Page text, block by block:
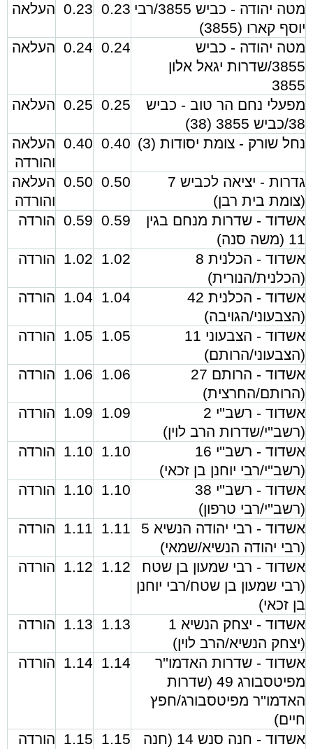
מטה יהודה - כביש 3855/רבי
יוסף קארו (3855)
0.23
0.23 העלאה
מטה יהודה - כביש
3855/שדרות יגאל אלון
3855
0.24
0.24 העלאה
מפעלי נחם הר טוב - כביש
38/כביש 3855 (38)
0.25
0.25 העלאה
נחל שורק - צומת יסודות (3) 0.40
0.40 העלאה
והורדה
גדרות - יציאה לכביש 7
(צומת בית רבן)
0.50
0.50 העלאה
והורדה
אשדוד - שדרות מנחם בגין
11 (משה סנה)
0.59
0.59 הורדה
אשדוד - הכלנית 8
(הכלנית/הנורית)
1.02
1.02 הורדה
אשדוד - הכלנית 42
(הצבעוני/הגויבה)
1.04
1.04 הורדה
אשדוד - הצבעוני 11
(הצבעוני/הרותם)
1.05
1.05 הורדה
אשדוד - הרותם 27
(הרותם/החרצית)
1.06
1.06 הורדה
אשדוד - רשב''י 2
(רשב''י/שדרות הרב לוין)
1.09
1.09 הורדה
אשדוד - רשב''י 16
(רשב''י/רבי יוחנן בן זכאי)
1.10
1.10 הורדה
אשדוד - רשב''י 38
(רשב''י/רבי טרפון)
1.10
1.10 הורדה
אשדוד - רבי יהודה הנשיא 5
(רבי יהודה הנשיא/שמאי)
1.11
1.11 הורדה
אשדוד - רבי שמעון בן שטח
(רבי שמעון בן שטח/רבי יוחנן
בן זכאי)
1.12
1.12 הורדה
אשדוד - יצחק הנשיא 1
(יצחק הנשיא/הרב לוין)
1.13
1.13 הורדה
אשדוד - שדרות האדמו''ר
מפיטסבורג 49 (שדרות
האדמו''ר מפיטסבורג/חפץ
חיים)
1.14
1.14 הורדה
אשדוד - חנה סנש 14 (חנה
1.15
1.15 הורדה